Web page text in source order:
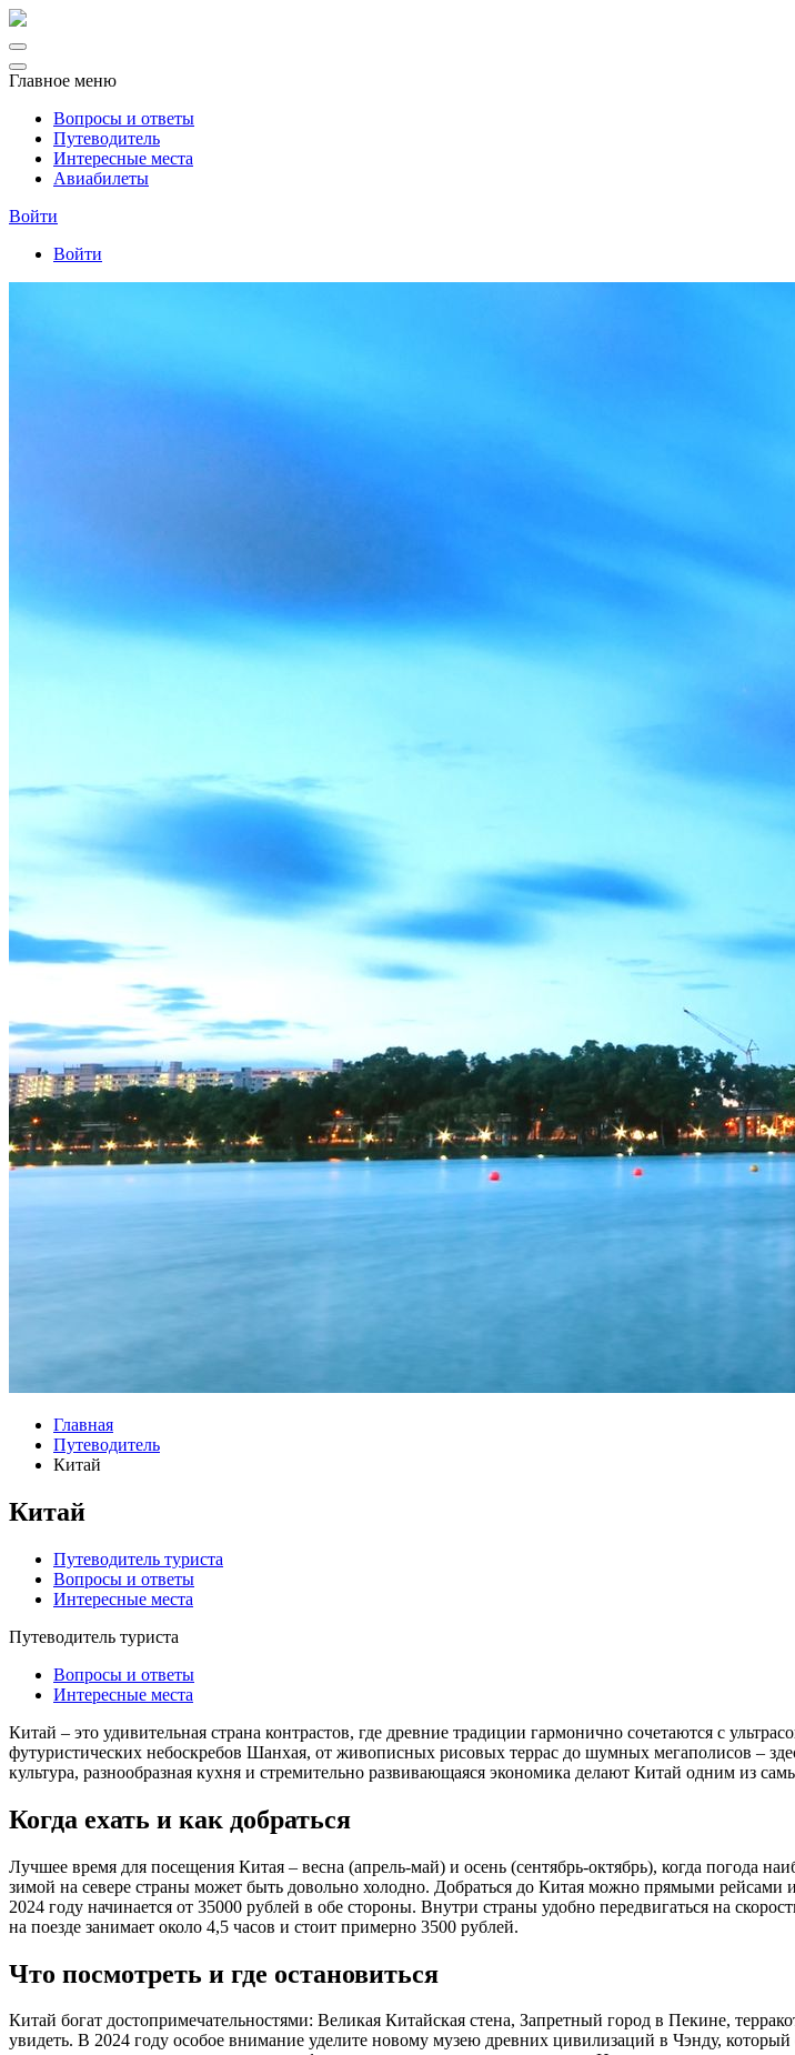
Главное меню
Вопросы и ответы
Путеводитель
Интересные места
Авиабилеты
Войти
Войти
Главная
Путеводитель
Китай
Китай
Путеводитель туриста
Вопросы и ответы
Интересные места
Путеводитель туриста
Вопросы и ответы
Интересные места
Китай – это удивительная страна контрастов, где древние традиции гармонично сочетаются с
футуристических небоскребов Шанхая, от живописных рисовых террас до шумных мегаполисов –
культура, разнообразная кухня и стремительно развивающаяся экономика делают Китай одним из
Когда ехать и как добраться
Лучшее время для посещения Китая – весна (апрель-май) и осень (сентябрь-октябрь), когда погода
зимой на севере страны может быть довольно холодно. Добраться до Китая можно прямыми
2024 году начинается от 35000 рублей в обе стороны. Внутри страны удобно передвигаться на
на поезде занимает около 4,5 часов и стоит примерно 3500 рублей.
Что посмотреть и где остановиться
Китай богат достопримечательностями: Великая Китайская стена, Запретный город в Пекине,
увидеть. В 2024 году особое внимание уделите новому музею древних цивилизаций в Чэнду,